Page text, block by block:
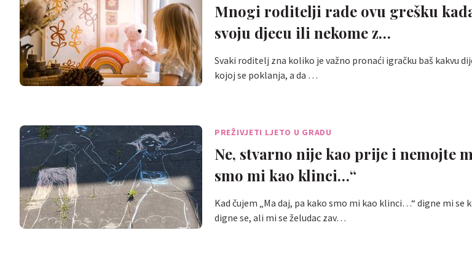
Mnogi roditelji rade ovu grešku
svoju djecu ili nekome z…
Svaki roditelj zna koliko je važno pronaći igračku baš kakvu
kojoj se poklanja, a da …
PREŽIVJETI LJETO U GRADU
Ne, stvarno nije kao prije i nemojte
smo mi kao klinci…“
Kad čujem „Ma daj, pa kako smo mi kao klinci…“ digne mi se
digne se, ali mi se želudac zav…